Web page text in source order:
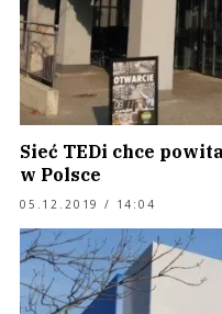
Sieć TEDi chce
w Polsce
05.12.2019 / 14:04